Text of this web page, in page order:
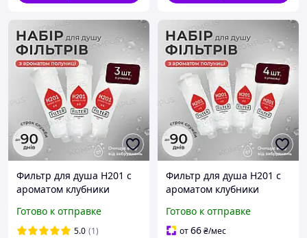
Фильтр для душа H201 с
ароматом клубники
Готово к отправке
5.0 (1)
Фильтр для душа H201 с
ароматом клубники
Готово к отправке
от66₴/мес